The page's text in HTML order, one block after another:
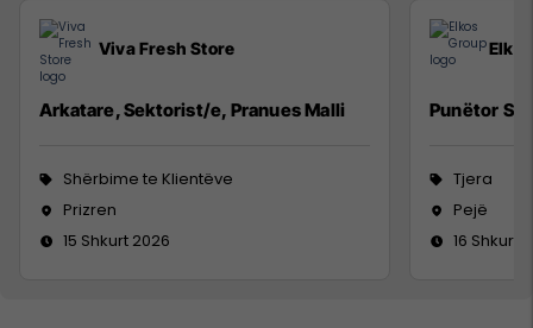
Viva Fresh Store
Arkatare, Sektorist/e, Pranues Malli
Shërbime te Klientëve
Prizren
15 Shkurt 2026
Punëtor
Tjera
Pejë
16 Shkurt